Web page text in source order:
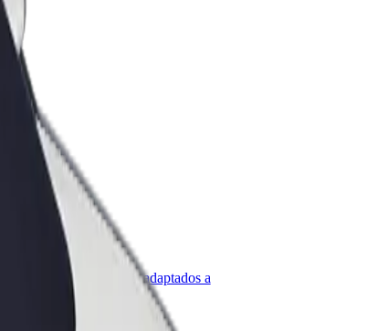
empresas
y servicios de Bolt adaptados a